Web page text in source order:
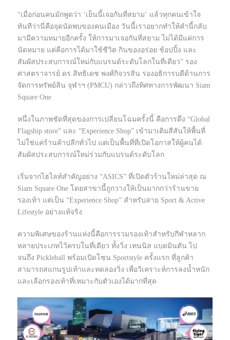
“เมื่อก่อนคนมักพูดว่า ‘เย็นนี้เจอกันที่สยาม’ แล้วทุกคนเข้าใจ
ทันทีว่านี่คือจุดนัดพบของคนเมือง วันนี้เราอยากทำให้คำนี้กลับ
มามีความหมายอีกครั้ง ให้การมาเจอกันที่สยาม ไม่ได้มีแค่การ
นัดหมาย แต่คือการได้มาใช้ชีวิต กินของอร่อย ช้อปปิ้ง และ
สัมผัสประสบการณ์ใหม่กับแบรนด์ระดับโลกในที่เดียว” รอง
ศาสตราจารย์ ดร.สิทธิเดช พงศ์กิจวรสิน รองอธิการบดีด้านการ
จัดการทรัพย์สิน จุฬาฯ (PMCU) กล่าวถึงทิศทางการพัฒนา Siam
Square One
หนึ่งในภาพชัดที่สุดของการเปลี่ยนโฉมครั้งนี้ คือการดึง “Global
Flagship store” และ “Experience Shop” เข้ามาเติมสีสันให้พื้นที่
ไม่ใช่แค่ร้านค้าปลีกทั่วไป แต่เป็นพื้นที่ที่เปิดโอกาสให้ผู้คนได้
สัมผัสประสบการณ์ใหม่ร่วมกับแบรนด์ระดับโลก
เริ่มจากไฮไลท์สำคัญอย่าง “ASICS” ที่เปิดตัวร้านใหม่ล่าสุด ณ
Siam Square One โดยสาขานี้ถูกวางให้เป็นมากกว่าร้านขาย
รองเท้า แต่เป็น “Experience Shop” สำหรับสาย Sport & Active
Lifestyle อย่างแท้จริง
ความพิเศษของร้านแห่งนี้คือการรวมรองเท้าสำหรับกีฬาหลาก
หลายประเภทไว้ครบในที่เดียว ทั้งวิ่ง เทนนิส แบดมินตัน ไป
จนถึง Pickleball พร้อมเปิดโซน Sportstyle ครั้งแรก ที่ลูกค้า
สามารถสแกนรูปเท้าและทดลองวิ่ง เพื่อวิเคราะห์การลงน้ำหนัก
และเลือกรองเท้าที่เหมาะกับตัวเองได้มากที่สุด